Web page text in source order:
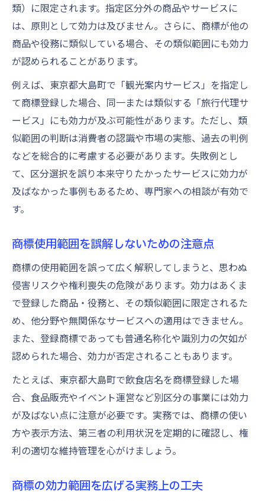
類）に限定されます。指定区分外の商品やサービスに
は、原則として効力は及びません。さらに、商標が他の
商品や役務に類似している場合、その類似範囲にも効力
が認められることがあります。
例えば、東京都大島町で「観光案内サービス」を指定し
て商標登録した場合、同一または類似する「旅行代理サ
ービス」にも効力が及ぶ可能性があります。ただし、類
似範囲の判断は消費者の認識や市場の実態、過去の判例
などを総合的に考慮する必要があります。失敗例とし
て、区分選択を誤り本来守りたかったサービスに効力が
及ばなかった事例もあるため、専門家への相談が有効で
す。
商標使用範囲を誤解しないための注意点
商標の使用範囲を誤って広く解釈してしまうと、思わぬ
侵害リスクや権利喪失の危険があります。効力はあくま
で登録した商品・役務と、その類似範囲に限定されるた
め、他分野や無関係なサービスへの適用はできません。
また、登録商標であっても普通名称化や識別力の欠如が
認められた場合、効力が否定されることもあります。
たとえば、東京都大島町で飲食店名を商標登録した場
合、食品販売やイベント運営など別区分の事業には効力
が及ばない点に注意が必要です。実務では、商標の使い
方や表示方法、第三者の利用状況を定期的に確認し、権
利の適切な維持管理を心がけましょう。
商標の効力範囲を広げる実務上の工夫